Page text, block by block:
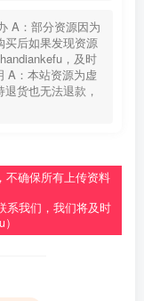
A：部分资源因为
买后如果发现资源
，及时
A：本站资源为虚
货也无法退款，
不确保所有上传资料
系我们，我们将及时